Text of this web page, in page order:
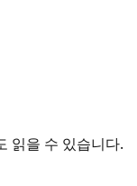
읽을 수 있습니다.